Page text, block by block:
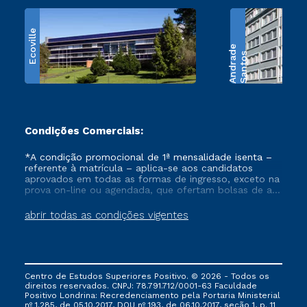
Ecoville
S
a
n
t
o
s
A
n
d
r
a
d
e
Condições Comerciais:
abrir todas as condições vigentes
*A condição promocional de 1ª mensalidade isenta –
referente à matrícula – aplica-se aos candidatos
aprovados em todas as formas de ingresso, exceto na
prova on-line ou agendada, que ofertam bolsas de até
vigente, que ainda não tenham efetivado e/ou não
tenham cancelado ou trancado sua matrícula em uma
via FIES, Prouni e outros programas governamentais, e
não se acumula com nenhuma outra campanha
ofertada pela Instituição.
Centro de Estudos Superiores Positivo. © 2026 - Todos os
direitos reservados. CNPJ: 78.791.712/0001-63 Faculdade
Positivo Londrina: Recredenciamento pela Portaria Ministerial
nº 1.285, de 05.10.2017, DOU nº 193, de 06.10.2017, seção 1, p. 11